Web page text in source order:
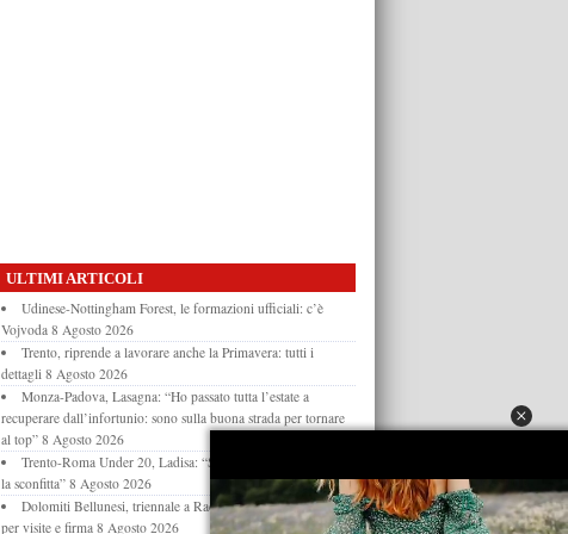
ULTIMI ARTICOLI
Udinese-Nottingham Forest, le formazioni ufficiali: c’è
Vojvoda 8 Agosto 2026
Trento, riprende a lavorare anche la Primavera: tutti i
dettagli 8 Agosto 2026
Monza-Padova, Lasagna: “Ho passato tutta l’estate a
recuperare dall’infortunio: sono sulla buona strada per tornare
al top” 8 Agosto 2026
Trento-Roma Under 20, Ladisa: “Segnali positivi nonostante
la sconfitta” 8 Agosto 2026
Dolomiti Bellunesi, triennale a Racine Ba: il giocatore atteso
per visite e firma 8 Agosto 2026